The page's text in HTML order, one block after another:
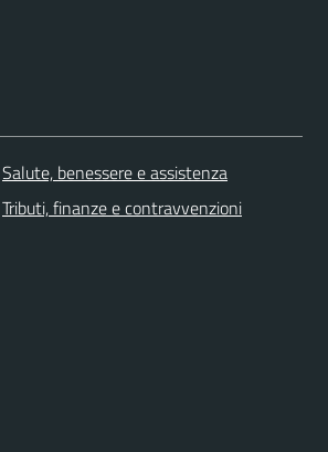
Salute, benessere e assistenza
Tributi, finanze e contravvenzioni